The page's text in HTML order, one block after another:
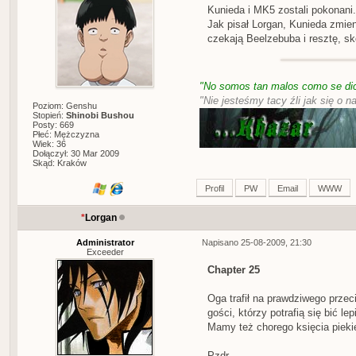
Poziom: Genshu
Stopień: Shinobi Bushou
Posty: 669
Płeć: Mężczyzna
Wiek: 36
Dołączył: 30 Mar 2009
Skąd: Kraków
Kunieda i MK5 zostali
Jak pisał Lorgan, Kunieda
czekają Beelzebuba i resztę,
"No somos tan malos como se
"Nie jesteśmy tacy źli jak się o
Profil PW Email WWW
*Lorgan
Administrator
Exceeder
Napisano 25-08-2009, 21:30
Chapter 25
Oga trafił na prawdziwego
gości, którzy potrafią się bić
Mamy też chorego księcia